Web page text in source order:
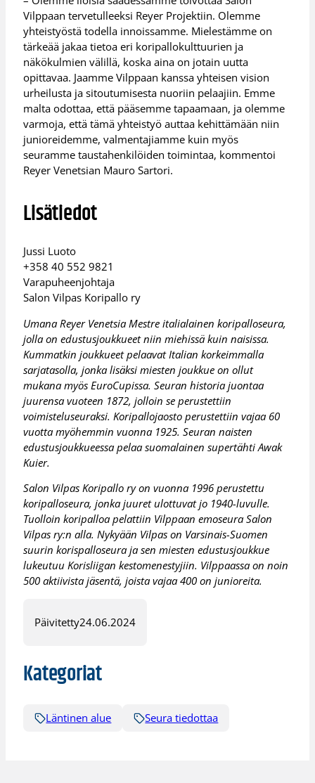
Vilppaan tervetulleeksi Reyer Projektiin. Olemme
yhteistyöstä todella innoissamme. Mielestämme on
tärkeää jakaa tietoa eri koripallokulttuurien ja
näkökulmien välillä, koska aina on jotain uutta
opittavaa. Jaamme Vilppaan kanssa yhteisen vision
urheilusta ja sitoutumisesta nuoriin pelaajiin. Emme
malta odottaa, että pääsemme tapaamaan, ja olemme
varmoja, että tämä yhteistyö auttaa kehittämään niin
junioreidemme, valmentajiamme kuin myös
seuramme taustahenkilöiden toimintaa, kommentoi
Reyer Venetsian Mauro Sartori.
Lisätiedot
Jussi Luoto
+358 40 552 9821
Varapuheenjohtaja
Salon Vilpas Koripallo ry
Umana Reyer Venetsia Mestre italialainen koripalloseura,
jolla on edustusjoukkueet niin miehissä kuin naisissa.
Kummatkin joukkueet pelaavat Italian korkeimmalla
sarjatasolla, jonka lisäksi miesten joukkue on ollut
mukana myös EuroCupissa. Seuran historia juontaa
juurensa vuoteen 1872, jolloin se perustettiin
voimisteluseuraksi. Koripallojaosto perustettiin vajaa 60
vuotta myöhemmin vuonna 1925. Seuran naisten
edustusjoukkueessa pelaa suomalainen supertähti Awak
Kuier.
Salon Vilpas Koripallo ry on vuonna 1996 perustettu
koripalloseura, jonka juuret ulottuvat jo 1940-luvulle.
Tuolloin koripalloa pelattiin Vilppaan emoseura Salon
Vilpas ry:n alla. Nykyään Vilpas on Varsinais-Suomen
suurin korispalloseura ja sen miesten edustusjoukkue
lukeutuu Korisliigan kestomenestyjiin. Vilppaassa on noin
500 aktiivista jäsentä, joista vajaa 400 on junioreita.
Päivitetty24.06.2024
Kategoriat
Läntinen alue Seura tiedottaa